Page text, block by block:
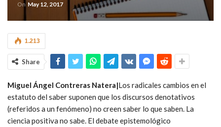
On May 12, 2017
1.213
Share
Miguel Ángel Contreras Natera|Los radicales cambios en el
estatuto del saber suponen que los discursos denotativos
(referidos a un fenómeno) no creen saber lo que saben. La
ciencia positiva no sabe. El debate epistemológico